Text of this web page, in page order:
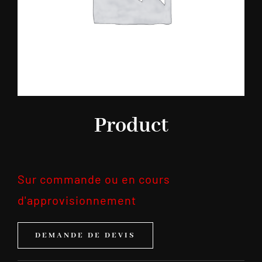
Product
Sur commande ou en cours
d'approvisionnement
DEMANDE DE DEVIS